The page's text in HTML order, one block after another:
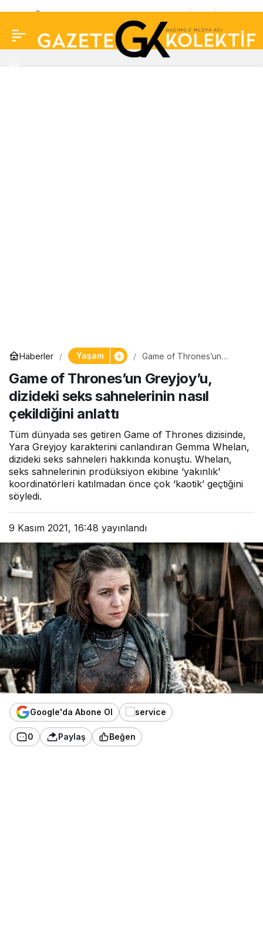
Haberler Yaşam
Game of Thrones’un
sahnelerinin nasıl
çekildiğini anlattı
Game of Thrones’un Greyjoy’u,
dizideki seks sahnelerinin nasıl
çekildiğini anlattı
Tüm dünyada ses getiren Game of Thrones dizisinde,
Yara Greyjoy karakterini canlandıran Gemma Whelan,
dizideki seks sahneleri hakkında konuştu. Whelan,
seks sahnelerinin prodüksiyon ekibine ‘yakınlık'
koordinatörleri katılmadan önce çok ‘kaotik’ geçtiğini
söyledi.
9 Kasım 2021, 16:48 yayınlandı
Google'da Abone Ol
0 Paylaş Beğen
Gerede Erkaya ilk kez el